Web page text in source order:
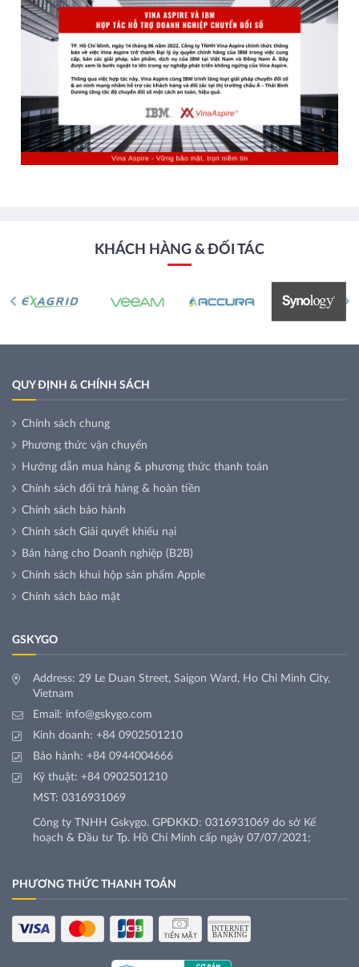
KHÁCH HÀNG & ĐỐI TÁC
QUY ĐỊNH & CHÍNH SÁCH
Chính sách chung
Phương thức vận chuyển
Hướng dẫn mua hàng & phương thức thanh toán
Chính sách đổi trả hàng & hoàn tiền
Chính sách bảo hành
Chính sách Giải quyết khiếu nại
Bán hàng cho Doanh nghiệp (B2B)
Chính sách khui hộp sản phẩm Apple
Chính sách bảo mật
GSKYGO
Address: 29 Le Duan Street, Saigon Ward, Ho Chi Minh City,
Vietnam
Email: info@gskygo.com
Kinh doanh: +84 0902501210
Bảo hành: +84 0944004666
Kỹ thuật: +84 0902501210
MST: 0316931069
Công ty TNHH Gskygo. GPĐKKD: 0316931069 do sở Kế
hoạch & Đầu tư Tp. Hồ Chí Minh cấp ngày 07/07/2021;
PHƯƠNG THỨC THANH TOÁN